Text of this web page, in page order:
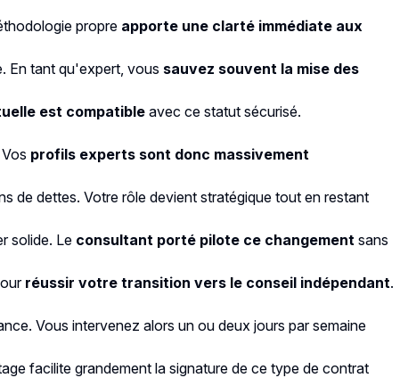
propre apporte une clarté immédiate aux
En tant qu'expert, vous sauvez souvent la mise des
est compatible avec ce statut sécurisé.
profils experts sont donc massivement
de dettes. Votre rôle devient stratégique tout en restant
solide. Le consultant porté pilote ce changement sans
réussir votre transition vers le conseil indépendant.
Vous intervenez alors un ou deux jours par semaine
facilite grandement la signature de ce type de contrat